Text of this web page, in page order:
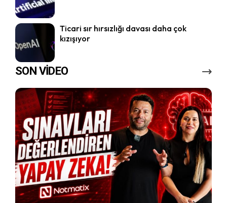
Ticari sır hırsızlığı davası daha çok
kızışıyor
SON VİDEO